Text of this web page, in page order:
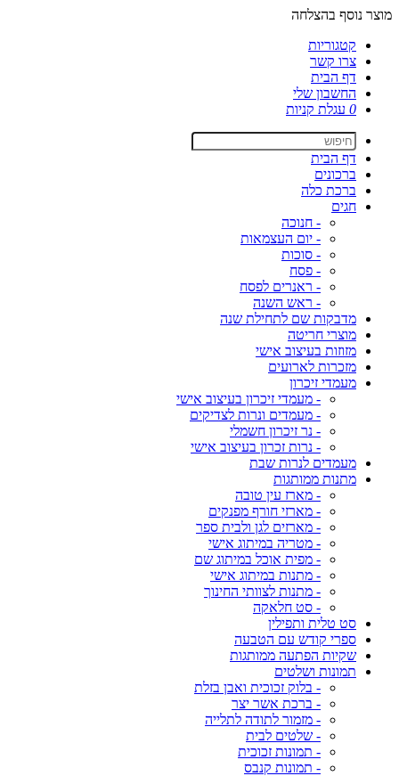
מוצר נוסף בהצלחה
קטגוריות
צרו קשר
דף הבית
החשבון שלי
0 עגלת קניות
דף הבית
ברכונים
ברכת כלה
חגים
- חנוכה
- יום העצמאות
- סוכות
- פסח
- ראנרים לפסח
- ראש השנה
מדבקות שם לתחילת שנה
מוצרי חריטה
מזוזות בעיצוב אישי
מזכרות לארועים
מעמדי זיכרון
- מעמדי זיכרון בעיצוב אישי
- מעמדים ונרות לצדיקים
- נר זיכרון חשמלי
- נרות זכרון בעיצוב אישי
מעמדים לנרות שבת
מתנות ממותגות
- מארז עין טובה
- מארזי חורף מפנקים
- מארזים לגן ולבית ספר
- מטריה במיתוג אישי
- מפית אוכל במיתוג שם
- מתנות במיתוג אישי
- מתנות לצוותי החינוך
- סט חלאקה
סט טלית ותפילין
ספרי קודש עם הטבעה
שקיות הפתעה ממותגות
תמונות ושלטים
- בלוק זכוכית ואבן בזלת
- ברכת אשר יצר
- מזמור לתודה לתלייה
- שלטים לבית
- תמונות זכוכית
- תמונות קנבס